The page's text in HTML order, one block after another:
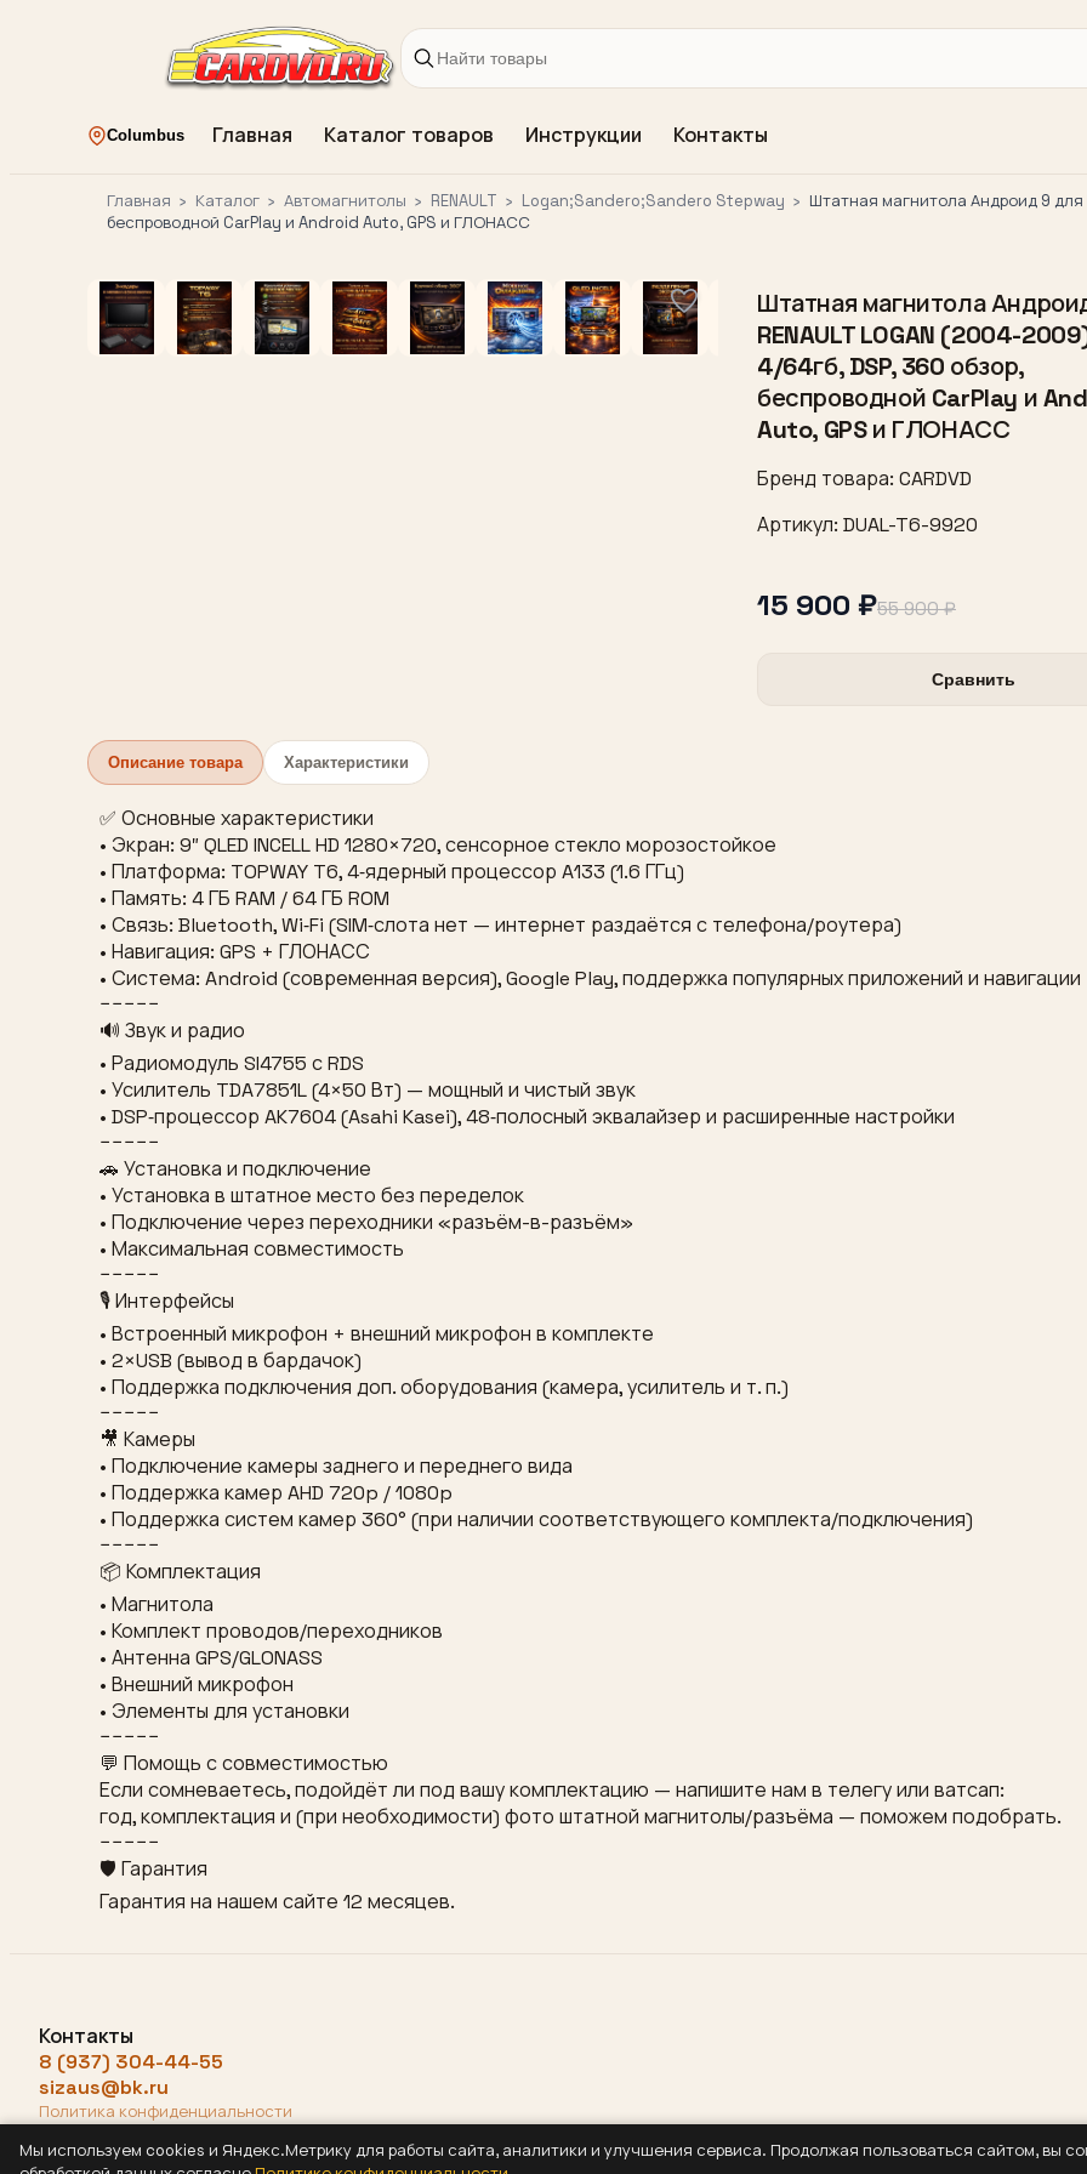
Columbus Главная Каталог товаров Инструкции Контакты
Главная › Каталог › Автомагнитолы › RENAULT › Logan;Sandero;Sandero Stepway › Штатная магнитола Андроид 9 для
беспроводной CarPlay и Android Auto, GPS и ГЛОНАСС
Штатная магнитола
RENAULT LOGAN (2004-
4/64гб, DSP, 360 обзор,
беспроводной CarPlay и
Auto, GPS и ГЛОНАСС
Бренд товара: CARDVD
Артикул: DUAL-T6-9920
15 900 ₽55 900 ₽
Сравнить
Описание товара Характеристики
✅ Основные характеристики
• Экран: 9″ QLED INCELL HD 1280×720, сенсорное стекло морозостойкое
• Платформа: TOPWAY T6, 4‑ядерный процессор A133 (1.6 ГГц)
• Память: 4 ГБ RAM / 64 ГБ ROM
• Связь: Bluetooth, Wi‑Fi (SIM‑слота нет — интернет раздаётся с телефона/роутера)
• Навигация: GPS + ГЛОНАСС
• Система: Android (современная версия), Google Play, поддержка популярных приложений и навигации
−−−−−
🔊 Звук и радио
• Радиомодуль SI4755 с RDS
• Усилитель TDA7851L (4×50 Вт) — мощный и чистый звук
• DSP‑процессор AK7604 (Asahi Kasei), 48‑полосный эквалайзер и расширенные настройки
−−−−−
🚗 Установка и подключение
• Установка в штатное место без переделок
• Подключение через переходники «разъём-в-разъём»
• Максимальная совместимость
−−−−−
🎙 Интерфейсы
• Встроенный микрофон + внешний микрофон в комплекте
• 2×USB (вывод в бардачок)
• Поддержка подключения доп. оборудования (камера, усилитель и т. п.)
−−−−−
🎥 Камеры
• Подключение камеры заднего и переднего вида
• Поддержка камер AHD 720p / 1080p
• Поддержка систем камер 360° (при наличии соответствующего комплекта/подключения)
−−−−−
📦 Комплектация
• Магнитола
• Комплект проводов/переходников
• Антенна GPS/GLONASS
• Внешний микрофон
• Элементы для установки
−−−−−
💬 Помощь с совместимостью
Если сомневаетесь, подойдёт ли под вашу комплектацию — напишите нам в телегу или ватсап:
год, комплектация и (при необходимости) фото штатной магнитолы/разъёма — поможем подобрать.
−−−−−
🛡 Гарантия
Гарантия на нашем сайте 12 месяцев.
Контакты
8 (937) 304-44-55
sizaus@bk.ru
Политика конфиденциальности
Мы используем cookies и Яндекс.Метрику для работы сайта, аналитики и улучшения сервиса. Продолжая пользоваться сайтом, вы